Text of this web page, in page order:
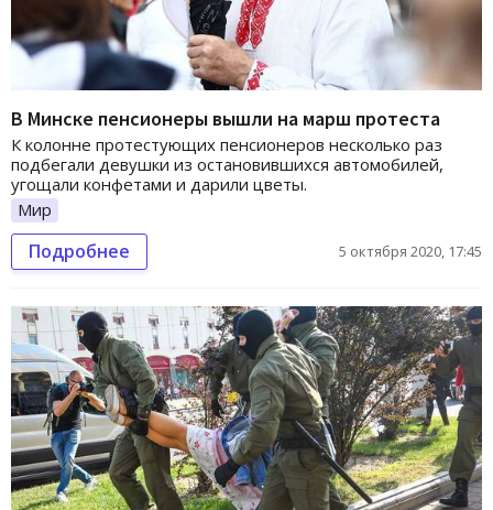
В Минске пенсионеры вышли на марш протеста
К колонне протестующих пенсионеров несколько раз
подбегали девушки из остановившихся автомобилей,
угощали конфетами и дарили цветы.
Мир
Подробнее 5 октября 2020, 17:45